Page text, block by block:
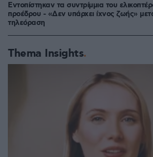
Εντοπίστηκαν τα συντρίμμια του
προέδρου - «Δεν υπάρχει ίχνος ζωής»
τηλεόραση
Thema Insights